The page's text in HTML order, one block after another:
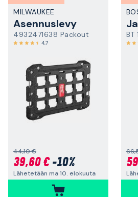
MILWAUKEE
Asennuslevy
4932471638 Packout
4,7
44,10 €
39,60 €-10%
Lähetetään ma 10. elokuuta
BT